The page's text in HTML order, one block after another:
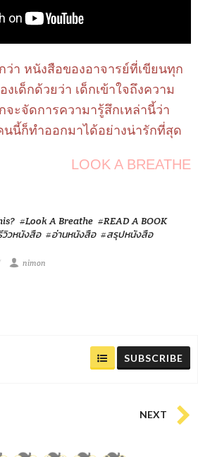
า หนังสือของอาจารย์ที่เขียนทุก
เด็กด้วยว่า เด็กเข้าใจถึงความ
จะจัดการความารู้สึกเหล่านี้ว่า
นนี้ก็ทำออกมาได้อย่างน่ารักที่สุด
LOOK A BREATHE
#Look A Breathe #READ A BOOK
วิวหนังสือ #อ่านหนังสือ #สรุปหนังสือ
nimon
SUBSCRIBE
NEXT